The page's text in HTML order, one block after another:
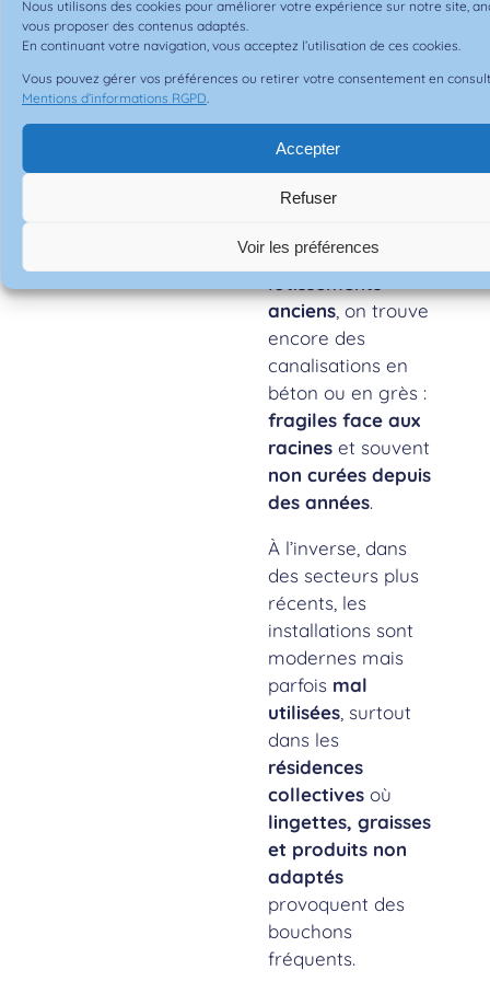
Nous utilisons des cookies pour améliorer votre expérience sur notre site,
vous proposer des contenus adaptés.
En continuant votre navigation, vous acceptez l’utilisation de ces cookies.
Vous pouvez gérer vos préférences ou retirer votre consentement en
Mentions d’informations RGPD.
Accepter
Refuser
Voir les préférences
Le point
culminant d’Île-
Colline de la
Revanche
trouve.
Dans les
lotissements
anciens, on trouve
encore des
canalisations en
béton ou en grès :
fragiles face aux
racines et souvent
non curées depuis
des années.
À l’inverse, dans
des secteurs plus
récents, les
installations sont
modernes mais
parfois mal
utilisées, surtout
dans les
résidences
collectives où
lingettes, graisses
et produits non
adaptés
provoquent des
bouchons
fréquents.